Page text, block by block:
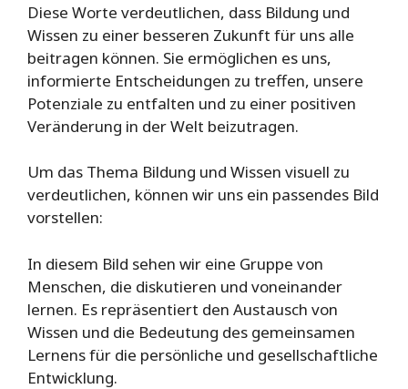
Diese Worte verdeutlichen, dass Bildung und
Wissen zu einer besseren Zukunft für uns alle
beitragen können. Sie ermöglichen es uns,
informierte Entscheidungen zu treffen, unsere
Potenziale zu entfalten und zu einer positiven
Veränderung in der Welt beizutragen.
Um das Thema Bildung und Wissen visuell zu
verdeutlichen, können wir uns ein passendes Bild
vorstellen:
In diesem Bild sehen wir eine Gruppe von
Menschen, die diskutieren und voneinander
lernen. Es repräsentiert den Austausch von
Wissen und die Bedeutung des gemeinsamen
Lernens für die persönliche und gesellschaftliche
Entwicklung.